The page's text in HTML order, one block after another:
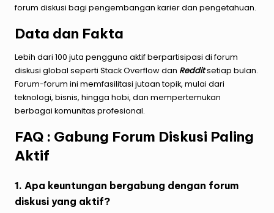
forum diskusi bagi pengembangan karier dan pengetahuan.
Data dan Fakta
Lebih dari 100 juta pengguna aktif berpartisipasi di forum
diskusi global seperti Stack Overflow dan Redditsetiap bulan.
Forum-forum ini memfasilitasi jutaan topik, mulai dari
teknologi, bisnis, hingga hobi, dan mempertemukan
berbagai komunitas profesional.
FAQ : Gabung Forum Diskusi Paling
Aktif
1. Apa keuntungan bergabung dengan forum
diskusi yang aktif?